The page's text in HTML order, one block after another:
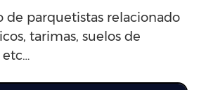
de parquetistas relacionado
tarimas, suelos de
etc…